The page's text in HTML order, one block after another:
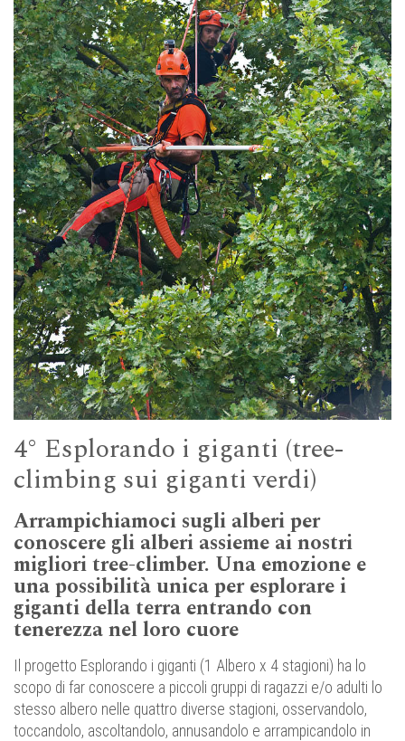
4° Esplorando i giganti (tree-
climbing sui giganti verdi)
Arrampichiamoci sugli alberi per
conoscere gli alberi assieme ai nostri
migliori tree-climber. Una emozione e
una possibilità unica per esplorare i
giganti della terra entrando con
tenerezza nel loro cuore
Il progetto Esplorando i giganti (1 Albero x 4 stagioni) ha lo
scopo di far conoscere a piccoli gruppi di ragazzi e/o adulti lo
stesso albero nelle quattro diverse stagioni, osservandolo,
toccandolo, ascoltandolo, annusandolo e arrampicandolo in